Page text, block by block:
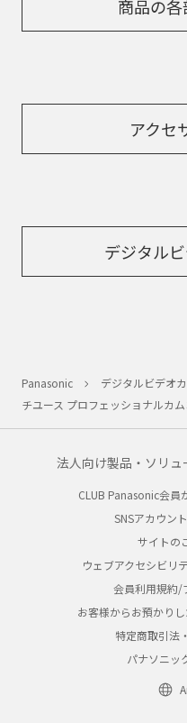
商品の
アクセ
デジタル
Panasonic デジタルビデオ
チユース プロフェッショナルカ
法人向け製品・ソリュ
CLUB Panasonic会
SNSアカウン
サイトの
ウェブアクセシビリ
会員利用規約/
お客様からお預かり
特定商取引法
パナソニッ